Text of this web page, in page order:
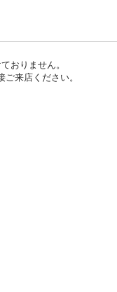
おりません。
来店ください。